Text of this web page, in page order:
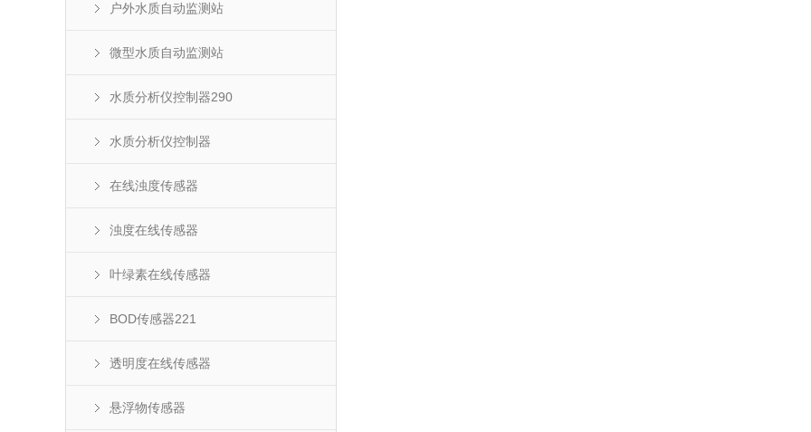
户外水质自动监测站
微型水质自动监测站
水质分析仪控制器290
水质分析仪控制器
在线浊度传感器
浊度在线传感器
叶绿素在线传感器
BOD传感器221
透明度在线传感器
悬浮物传感器